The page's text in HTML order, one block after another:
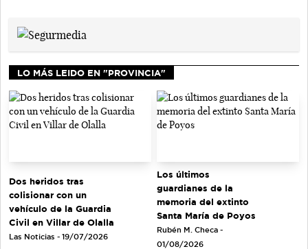
LO MÁS LEIDO EN "PROVINCIA"
Dos heridos tras
colisionar con un
vehículo de la Guardia
Civil en Villar de Olalla
Las Noticias - 19/07/2026
Los últimos
guardianes de la
memoria del extinto
Santa María de Poyos
Rubén M. Checa -
01/08/2026